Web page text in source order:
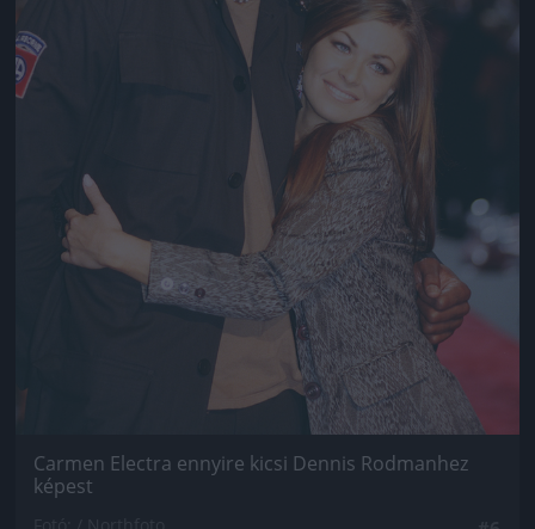
Carmen Electra ennyire kicsi Dennis Rodmanhez
képest